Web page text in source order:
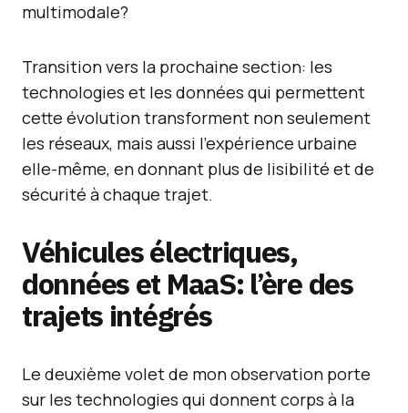
multimodale?
Transition vers la prochaine section: les
technologies et les données qui permettent
cette évolution transforment non seulement
les réseaux, mais aussi l’expérience urbaine
elle-même, en donnant plus de lisibilité et de
sécurité à chaque trajet.
Véhicules électriques,
données et MaaS: l’ère des
trajets intégrés
Le deuxième volet de mon observation porte
sur les technologies qui donnent corps à la